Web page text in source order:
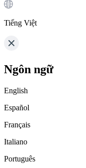
Tiếng Việt
Ngôn ngữ
English
Español
Français
Italiano
Português